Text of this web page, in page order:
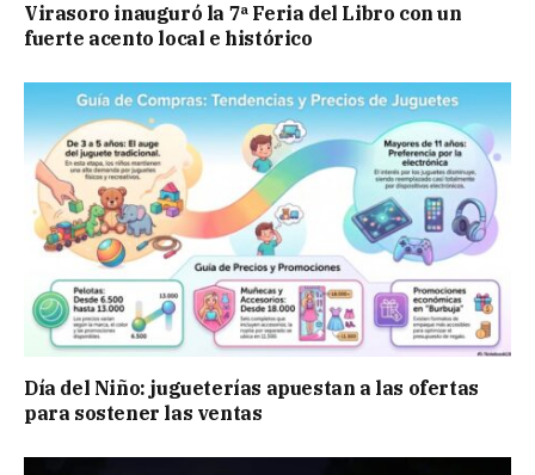
Virasoro inauguró la 7ª Feria del Libro con un
fuerte acento local e histórico
Día del Niño: jugueterías apuestan a las ofertas
para sostener las ventas